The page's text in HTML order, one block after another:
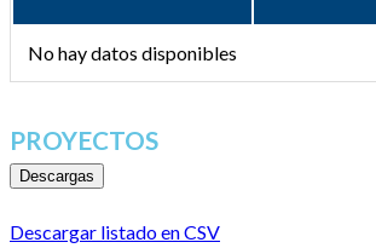
No hay datos disponibles
PROYECTOS
Descargas
Descargar listado en CSV